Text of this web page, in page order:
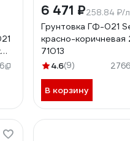
6 471 ₽258.84 ₽/л
Грунтовка ГФ-021
красно-коричневая
71013
4.6(9)
В корзину